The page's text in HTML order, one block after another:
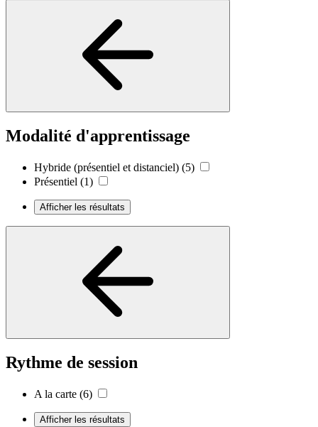
Modalité d'apprentissage
Hybride (présentiel et distanciel) (5)
Présentiel (1)
Afficher les résultats
Rythme de session
A la carte (6)
Afficher les résultats